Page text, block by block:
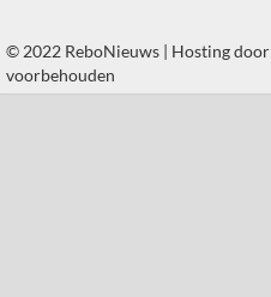
© 2022 ReboNieuws | Hosting door
voorbehouden